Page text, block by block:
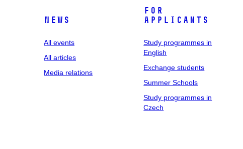
News
All events
All articles
Media relations
For
applicants
Study programmes in
English
Exchange students
Summer Schools
Study programmes in
Czech